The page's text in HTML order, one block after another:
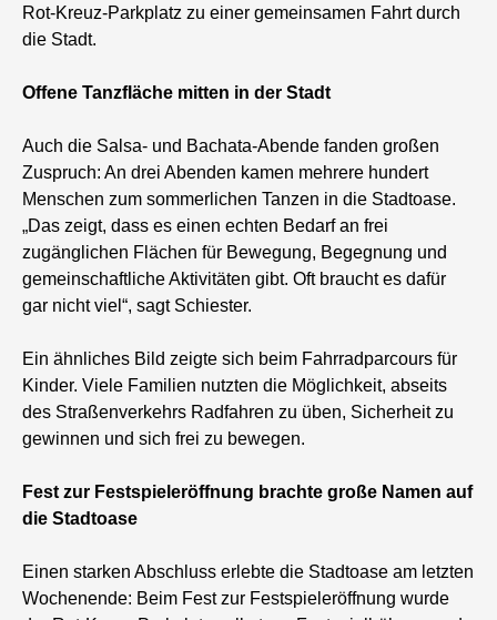
Rot-Kreuz-Parkplatz zu einer gemeinsamen Fahrt durch
die Stadt.
Offene Tanzfläche mitten in der Stadt
Auch die Salsa- und Bachata-Abende fanden großen
Zuspruch: An drei Abenden kamen mehrere hundert
Menschen zum sommerlichen Tanzen in die Stadtoase.
„Das zeigt, dass es einen echten Bedarf an frei
zugänglichen Flächen für Bewegung, Begegnung und
gemeinschaftliche Aktivitäten gibt. Oft braucht es dafür
gar nicht viel“, sagt Schiester.
Ein ähnliches Bild zeigte sich beim Fahrradparcours für
Kinder. Viele Familien nutzten die Möglichkeit, abseits
des Straßenverkehrs Radfahren zu üben, Sicherheit zu
gewinnen und sich frei zu bewegen.
Fest zur Festspieleröffnung brachte große Namen auf
die Stadtoase
Einen starken Abschluss erlebte die Stadtoase am letzten
Wochenende: Beim Fest zur Festspieleröffnung wurde